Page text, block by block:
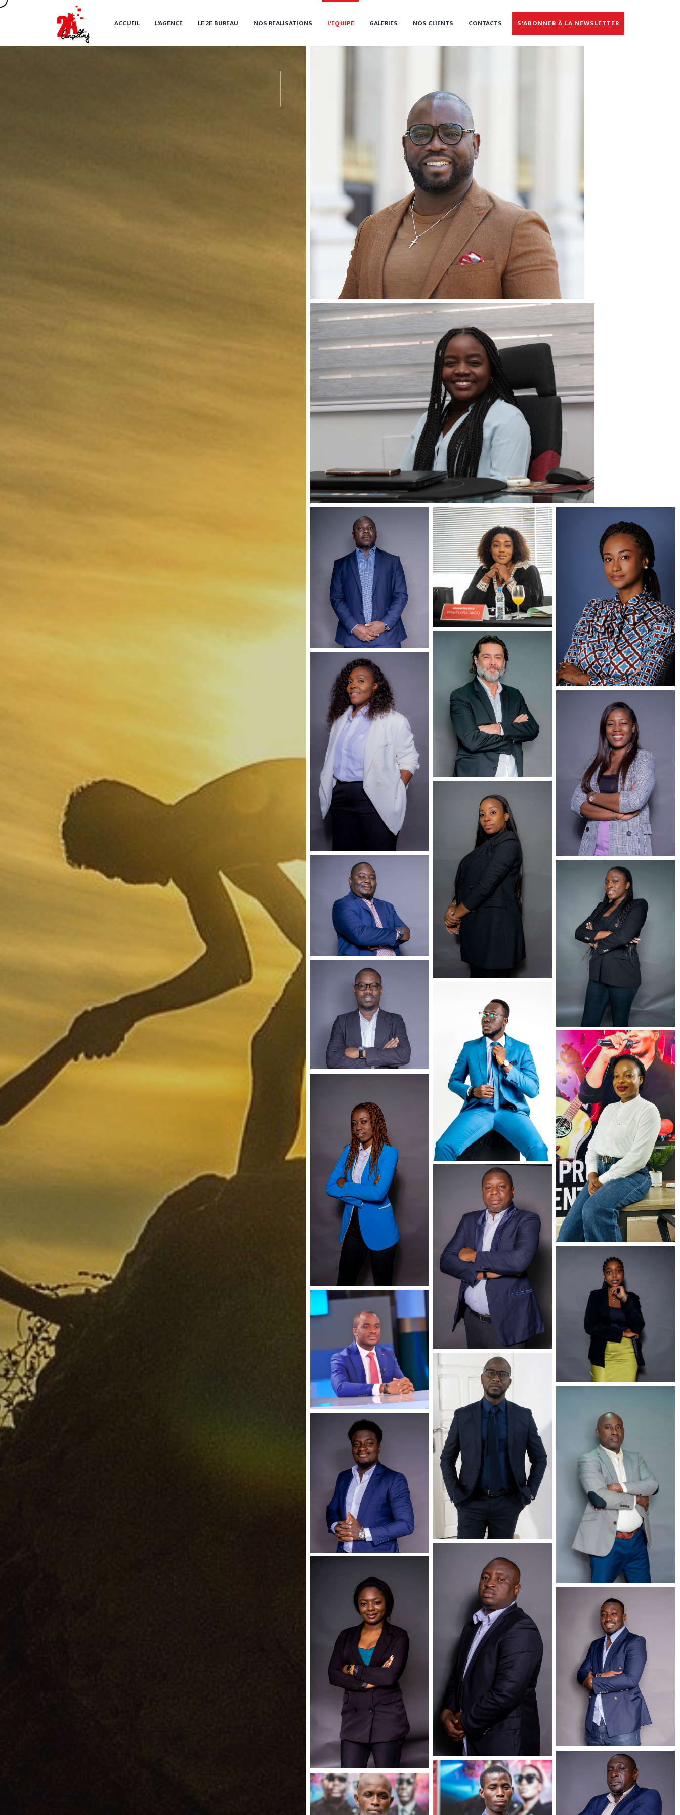
ACCUEIL L'AGENCE LE 2EBUREAU NOS REALISATIONS L'EQUIPE GALERIES NOS CLIENTS CONTACTS S'ABONNER À LA NEWSLETTER